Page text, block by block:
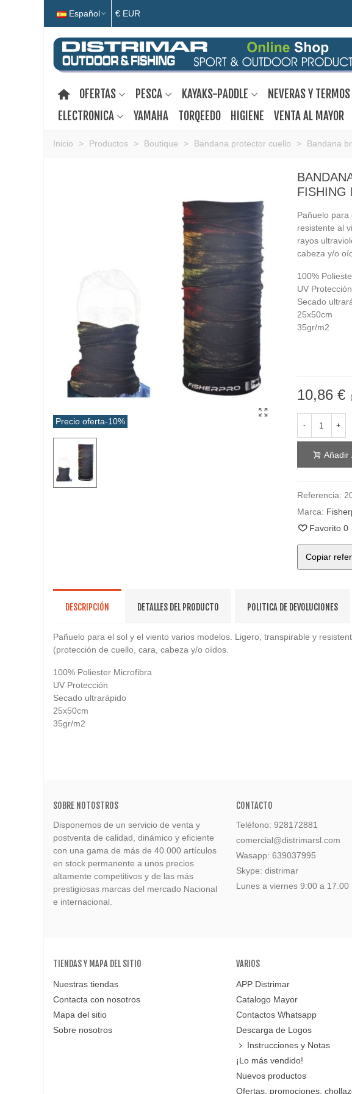
Español € EUR
OFERTAS PESCA KAYAKS-PADDLE NEVERAS Y TERMOS
ELECTRONICA
YAMAHA TORQEEDO HIGIENE VENTA AL MAYOR
Inicio > Productos > Boutique > Bandana protector cuello > Bandana
Precio oferta-10%
FISHING
Pañuelo
resistente al
rayos
cabeza y/o
100%
UV Protección
Secado
25x50cm
35gr/m2
10,86 €
- +
Añadir
Referencia:
Marca:
Favorito 0
Copiar
DESCRIPCIÓN DETALLES DEL PRODUCTO POLITICA DE DEVOLUCIONES
Pañuelo para el sol y el viento varios modelos. Ligero, transpirable y
(protección de cuello, cara, cabeza y/o oídos.
100% Poliester Microfibra
UV Protección
Secado ultrarápido
25x50cm
35gr/m2
SOBRE NOTOSTROS
Disponemos de un servicio de venta y
postventa de calidad, dinámico y eficiente
con una gama de más de 40.000 artículos
en stock permanente a unos precios
altamente competitivos y de las más
prestigiosas marcas del mercado Nacional
e internacional.
CONTACTO
Teléfono: 928172881
comercial@distrimarsl.com
Wasapp: 639037995
Skype: distrimar
Lunes a viernes 9:00 a 17.00
TIENDAS Y MAPA DEL SITIO
Nuestras tiendas
Contacta con nosotros
Mapa del sitio
Sobre nosotros
VARIOS
APP Distrimar
Catalogo Mayor
Contactos Whatsapp
Descarga de Logos
Instrucciones y Notas
¡Lo más vendido!
Nuevos productos
Ofertas, promociones,